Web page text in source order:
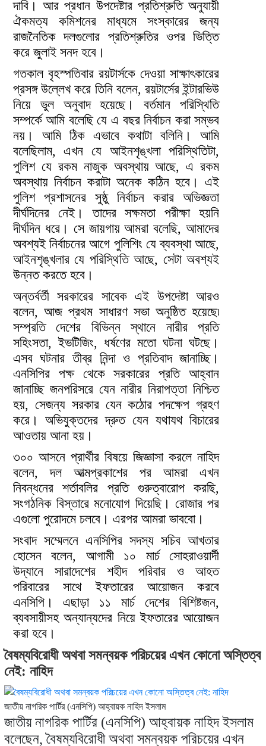
দাবি। আর প্রধান উপদেষ্টার প্রতিশ্রুতি অনুযায়ী
ঐকমত্য কমিশনের মাধ্যমে সংস্কারের জন্য
রাজনৈতিক দলগুলোর প্রতিশ্রুতির ওপর ভিত্তি
করে জুলাই সনদ হবে।
গতকাল বৃহস্পতিবার রয়টার্সকে দেওয়া সাক্ষাৎকারের
প্রসঙ্গ উল্লেখ করে তিনি বলেন, রয়টার্সের ইন্টারভিউ
নিয়ে ভুল অনুবাদ হয়েছে। বর্তমান পরিস্থিতি
সম্পর্কে আমি বলেছি যে এ বছর নির্বাচন করা সম্ভব
নয়। আমি ঠিক এভাবে কথাটা বলিনি। আমি
বলেছিলাম, এখন যে আইনশৃঙ্খলা পরিস্থিতিটা,
পুলিশ যে রকম নাজুক অবস্থায় আছে, এ রকম
অবস্থায় নির্বাচন করাটা অনেক কঠিন হবে। এই
পুলিশ প্রশাসনের সুষ্ঠু নির্বাচন করার অভিজ্ঞতা
দীর্ঘদিনের নেই। তাদের সক্ষমতা পরীক্ষা হয়নি
দীর্ঘদিন ধরে। সে জায়গায় আমরা বলেছি, আমাদের
অবশ্যই নির্বাচনের আগে পুলিশিং যে ব্যবস্থা আছে,
আইনশৃঙ্খলার যে পরিস্থিতি আছে, সেটা অবশ্যই
উন্নত করতে হবে।
অন্তর্বর্তী সরকারের সাবেক এই উপদেষ্টা আরও
বলেন, আজ প্রথম সাধারণ সভা অনুষ্ঠিত হয়েছে৷
সম্প্রতি দেশের বিভিন্ন স্থানে নারীর প্রতি
সহিংসতা, ইভটিজিং, ধর্ষণের মতো ঘটনা ঘটছে।
এসব ঘটনার তীব্র নিন্দা ও প্রতিবাদ জানাচ্ছি।
এনসিপির পক্ষ থেকে সরকারের প্রতি আহ্বান
জানাচ্ছি জনপরিসরে যেন নারীর নিরাপত্তা নিশ্চিত
হয়, সেজন্য সরকার যেন কঠোর পদক্ষেপ গ্রহণ
করে। অভিযুক্তদের দ্রুত যেন যথাযথ বিচারের
আওতায় আনা হয়।
৩০০ আসনে প্রার্থীর বিষয়ে জিজ্ঞাসা করলে নাহিদ
বলেন, দল আত্মপ্রকাশের পর আমরা এখন
নিবন্ধনের শর্তাবলির প্রতি গুরুত্বারোপ করছি,
সংগঠনিক বিস্তারে মনোযোগ দিয়েছি। রোজার পর
এগুলো পুরোদমে চলবে। এরপর আমরা ভাববো।
সংবাদ সম্মেলনে এনসিপির সদস্য সচিব আখতার
হোসেন বলেন, আগামী ১০ মার্চ সোহরাওয়ার্দী
উদ্যানে সারাদেশের শহীদ পরিবার ও আহত
পরিবারের সাথে ইফতারের আয়োজন করবে
এনসিপি। এছাড়া ১১ মার্চ দেশের বিশিষ্টজন,
ব্যবসায়ীসহ অন্যান্যদের নিয়ে ইফতারের আয়োজন
করা হবে।
বৈষম্যবিরোধী অথবা সমন্বয়ক পরিচয়ের এখন কোনো অস্তিত্ব
নেই: নাহিদ
জাতীয় নাগরিক পার্টির (এনসিপি) আহ্বায়ক নাহিদ ইসলাম
জাতীয় নাগরিক পার্টির (এনসিপি) আহ্বায়ক নাহিদ ইসলাম
বলেছেন, বৈষম্যবিরোধী অথবা সমন্বয়ক পরিচয়ের এখন